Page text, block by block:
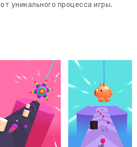
уникального процесса игры.